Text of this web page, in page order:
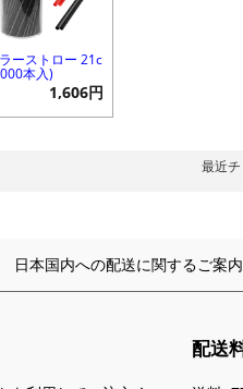
ーストロー 21c
本入)
1,606円
最近
日本国内への配送に関するご案
配送